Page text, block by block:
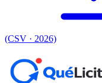
(CSV · 2026)